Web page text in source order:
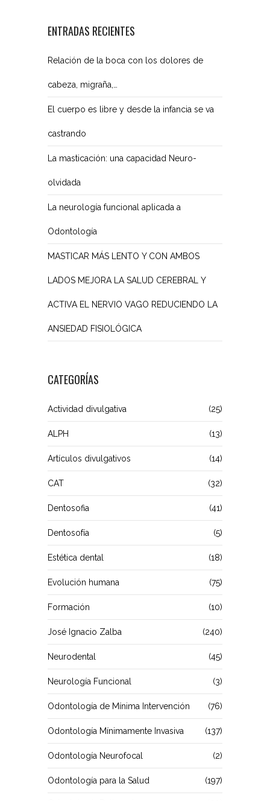
ENTRADAS RECIENTES
Relación de la boca con los dolores de
cabeza, migraña,…
El cuerpo es libre y desde la infancia se va
castrando
La masticación: una capacidad Neuro-
olvidada
La neurología funcional aplicada a
Odontología
MASTICAR MÁS LENTO Y CON AMBOS
LADOS MEJORA LA SALUD CEREBRAL Y
ACTIVA EL NERVIO VAGO REDUCIENDO LA
ANSIEDAD FISIOLÓGICA
CATEGORÍAS
Actividad divulgativa (25)
ALPH (13)
Artículos divulgativos (14)
CAT (32)
Dentosofia (41)
Dentosofía (5)
Estética dental (18)
Evolución humana (75)
Formación (10)
José Ignacio Zalba (240)
Neurodental (45)
Neurología Funcional (3)
Odontología de Mínima Intervención (76)
Odontología Mínimamente Invasiva (137)
Odontología Neurofocal (2)
Odontología para la Salud (197)